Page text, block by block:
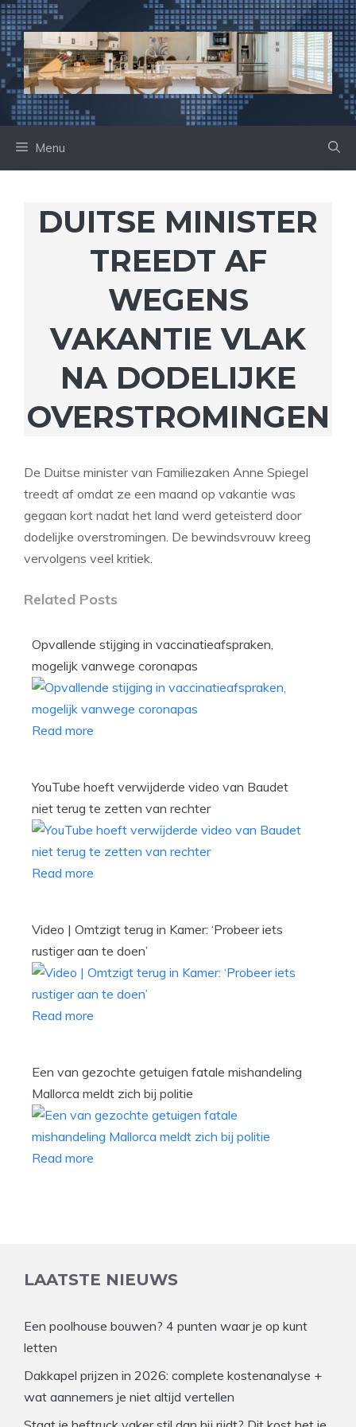
Ga
naar
de
inhoud
Menu
DUITSE MINISTER
TREEDT AF
WEGENS
VAKANTIE VLAK
NA DODELIJKE
OVERSTROMINGEN
De Duitse minister van Familiezaken Anne Spiegel
treedt af omdat ze een maand op vakantie was
gegaan kort nadat het land werd geteisterd door
dodelijke overstromingen. De bewindsvrouw kreeg
vervolgens veel kritiek.
Related Posts
Opvallende stijging in vaccinatieafspraken,
mogelijk vanwege coronapas
Read more
YouTube hoeft verwijderde video van Baudet
niet terug te zetten van rechter
Read more
Video | Omtzigt terug in Kamer: ‘Probeer iets
rustiger aan te doen’
Read more
Een van gezochte getuigen fatale mishandeling
Mallorca meldt zich bij politie
Read more
LAATSTE NIEUWS
Een poolhouse bouwen? 4 punten waar je op kunt
letten
Dakkapel prijzen in 2026: complete kostenanalyse +
wat aannemers je niet altijd vertellen